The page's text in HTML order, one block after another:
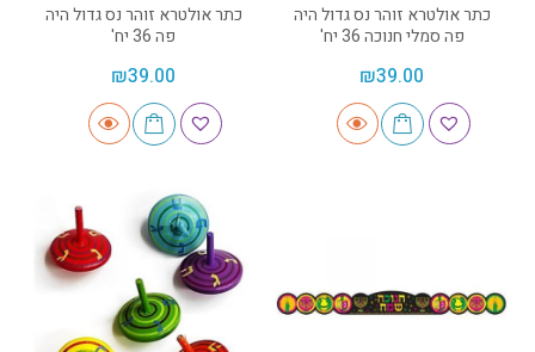
כתר אולטרא זוהר נס גדול היה
פה סמלי חנוכה 36 יח'
₪39.00
כתר אולטרא זוהר נס גדול היה
פה 36 יח'
₪39.00